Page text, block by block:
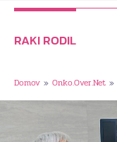
RAKI RODIL
Domov » Onko.Over.Net »